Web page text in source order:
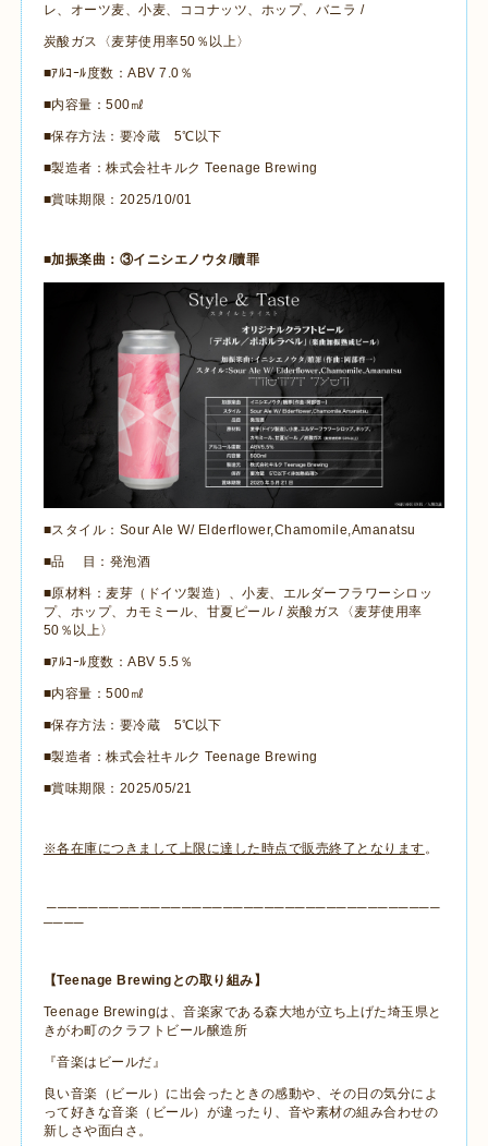
レ、オーツ麦、小麦、ココナッツ、ホップ、バニラ /
炭酸ガス〈麦芽使用率50 ％以上〉
■ｱﾙｺｰﾙ度数：ABV 7.0 ％
■内容量：500㎖
■保存方法：要冷蔵 5℃以下
■製造者：株式会社キルク Teenage Brewing
■賞味期限： 2025/10/01
■加振楽曲：③イニシエノウタ/贖罪
■スタイル： Sour Ale W/ Elderflower,Chamomile,Amanatsu
■品 目：発泡酒
■原材料：麦芽（ドイツ製造）、小麦、エルダーフラワーシロッ
プ、ホップ、カモミール、甘夏ピール / 炭酸ガス〈麦芽使用率
50 ％以上〉
■ｱﾙｺｰﾙ度数：ABV 5.5 ％
■内容量：500㎖
■保存方法：要冷蔵 5℃以下
■製造者：株式会社キルク Teenage Brewing
■賞味期限： 2025/05/21
※各在庫につきまして上限に達した時点で販売終了となります。
──────────────────────────────────────
────
【Teenage Brewing との取り組み】
Teenage Brewingは、音楽家である森大地が立ち上げた埼玉県と
きがわ町のクラフトビール醸造所
『音楽はビールだ』
良い音楽（ビール）に出会ったときの感動や、その日の気分によ
って好きな音楽（ビール）が違ったり、音や素材の組み合わせの
新しさや面白さ。